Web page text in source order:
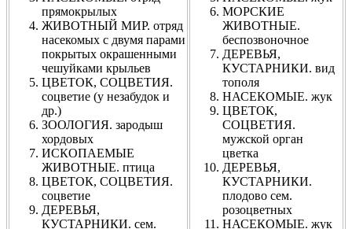
прямокрылых
ЖИВОТНЫЙ МИР. отряд
насекомых с двумя парами
покрытых окрашенными
чешуйками крыльев
ЦВЕТОК, СОЦВЕТИЯ.
соцветие (у незабудок и
др.)
ЗООЛОГИЯ. зародыш
хордовых
ИСКОПАЕМЫЕ
ЖИВОТНЫЕ. птица
ЦВЕТОК, СОЦВЕТИЯ.
соцветие
ДЕРЕВЬЯ,
КУСТАРНИКИ. сем.
МОРСКИЕ
ЖИВОТНЫЕ.
беспозвоночное
ДЕРЕВЬЯ,
КУСТАРНИКИ. вид
тополя
НАСЕКОМЫЕ. жук
ЦВЕТОК,
СОЦВЕТИЯ.
мужской орган
цветка
ДЕРЕВЬЯ,
КУСТАРНИКИ.
плодово сем.
розоцветных
НАСЕКОМЫЕ. жук